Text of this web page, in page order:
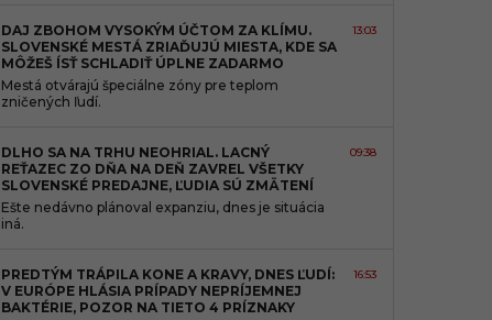
DAJ ZBOHOM VYSOKÝM ÚČTOM ZA KLÍMU.
SLOVENSKÉ MESTÁ ZRIAĎUJÚ MIESTA, KDE SA
MÔŽEŠ ÍSŤ SCHLADIŤ ÚPLNE ZADARMO
13:03
Mestá otvárajú špeciálne zóny pre teplom
zničených ľudí.
DLHO SA NA TRHU NEOHRIAL. LACNÝ
REŤAZEC ZO DŇA NA DEŇ ZAVREL VŠETKY
SLOVENSKÉ PREDAJNE, ĽUDIA SÚ ZMÄTENÍ
09:38
Ešte nedávno plánoval expanziu, dnes je situácia
iná.
PREDTÝM TRÁPILA KONE A KRAVY, DNES ĽUDÍ:
V EURÓPE HLÁSIA PRÍPADY NEPRÍJEMNEJ
BAKTÉRIE, POZOR NA TIETO 4 PRÍZNAKY
16:53